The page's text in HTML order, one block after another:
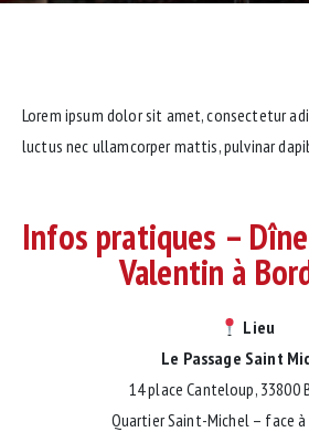
Lorem ipsum dolor sit amet, consectetur
luctus nec ullamcorper mattis, pulvinar
Infos pratiques –
Valentin à
Lieu
Le Passage Saint
14 place Canteloup, 33800
Quartier Saint-Michel – face